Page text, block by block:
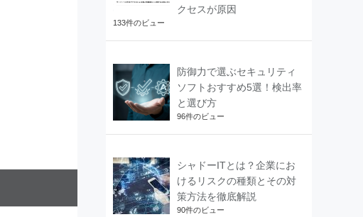
クセスが原因
133件のビュー
防御力で選ぶセキュリティ
ソフトおすすめ5選！検出率
と選び方
96件のビュー
シャドーITとは？企業にお
けるリスクの種類とその対
策方法を徹底解説
90件のビュー